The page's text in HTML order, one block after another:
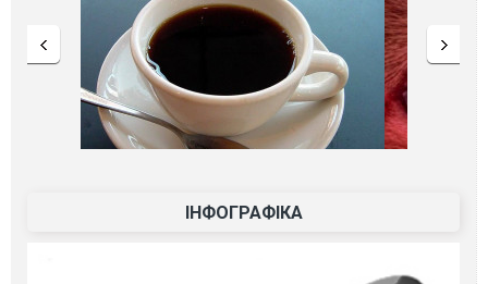
ІНФОГРАФІКА